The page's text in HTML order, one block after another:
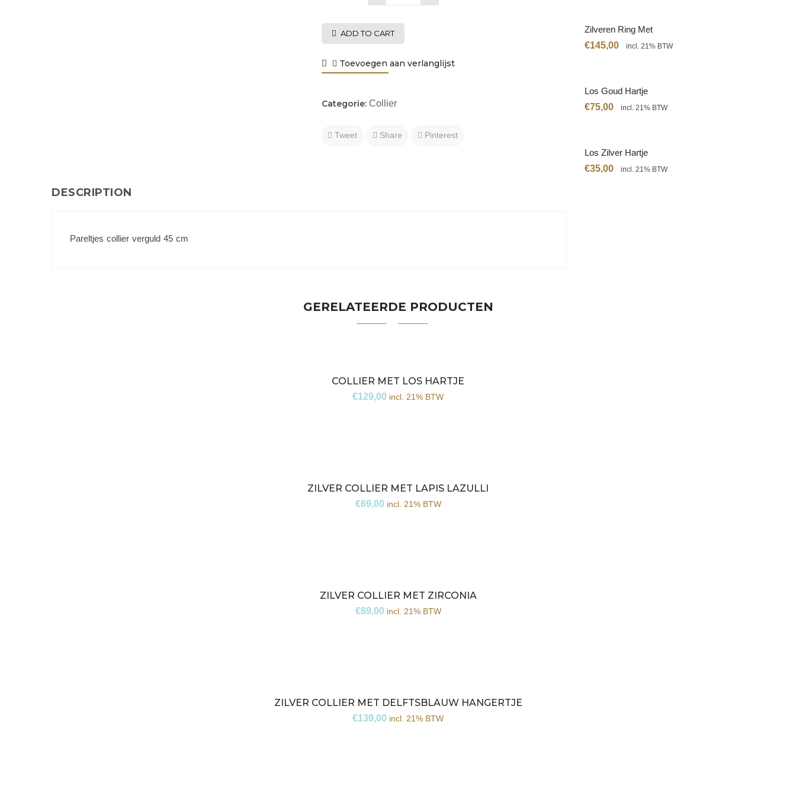
ADD TO CART
Toevoegen aan verlanglijst
Categorie:Collier
Tweet Share Pinterest
DESCRIPTION
Pareltjes collier verguld 45 cm
Zilveren Ring Met
Citrien
€145,00 incl. 21% BTW
Los Goud Hartje
€75,00 incl. 21% BTW
Los Zilver Hartje
€35,00 incl. 21% BTW
GERELATEERDE PRODUCTEN
COLLIER MET LOS HARTJE
€129,00 incl. 21% BTW
ZILVER COLLIER MET LAPIS LAZULLI
€69,00 incl. 21% BTW
ZILVER COLLIER MET ZIRCONIA
€89,00 incl. 21% BTW
ZILVER COLLIER MET DELFTSBLAUW HANGERTJE
€139,00 incl. 21% BTW